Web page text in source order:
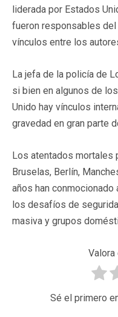
liderada por Estados
fueron responsables
vínculos entre los
La jefa de la policía de
si bien en algunos de
Unido hay vínculos
gravedad en gran parte
Los atentados mortales
Bruselas, Berlín,
años han
los desafíos de
masiva y grupos
Valora
Sé el primero